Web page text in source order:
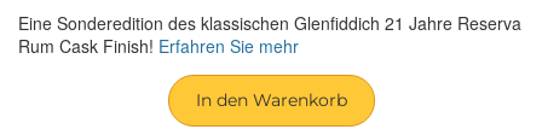
Eine Sonderedition des klassischen Glenfiddich 21 Jahre Reserva
Rum Cask Finish! Erfahren Sie mehr
In den Warenkorb